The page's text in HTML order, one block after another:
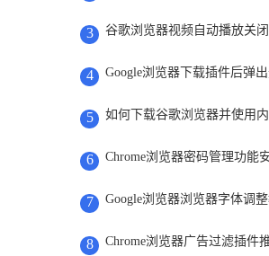
3 谷歌浏览器视频自动播放关
4 Google浏览器下载插件后弹
5 如何下载谷歌浏览器并使用
6 Chrome浏览器密码管理功能
7 Google浏览器浏览器字体调
8 Chrome浏览器广告过滤插件